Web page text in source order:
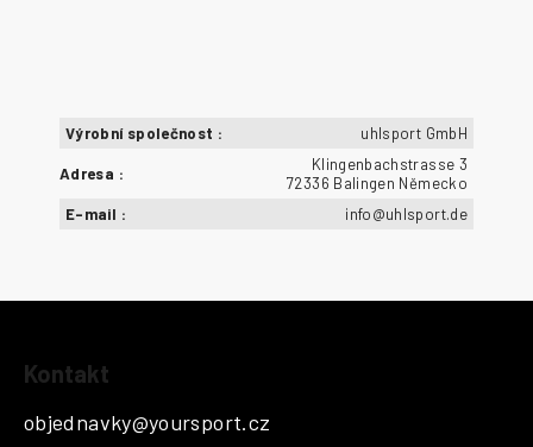
Výrobní společnost : uhlsport GmbH
Adresa :
Klingenbachstrasse 3
72336 Balingen Německo
E-mail : info@uhlsport.de
Kontakt
objednavky@yoursport.cz